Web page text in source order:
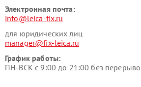
Электронная почта:
info@leica-fix.ru
для юридических лиц
manager@fix-leica.ru
График работы:
ПН-ВСК с 9:00 до 21:00 без